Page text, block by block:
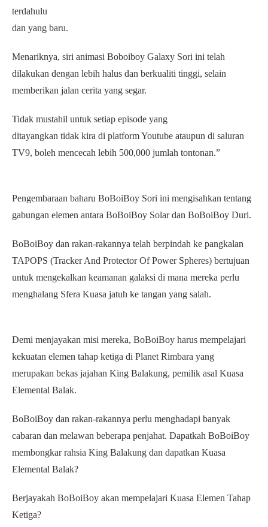
terdahulu
dan yang baru.
Menariknya, siri animasi Boboiboy Galaxy Sori ini telah
dilakukan dengan lebih halus dan berkualiti tinggi, selain
memberikan jalan cerita yang segar.
Tidak mustahil untuk setiap episode yang
ditayangkan tidak kira di platform Youtube ataupun di saluran
TV9, boleh mencecah lebih 500,000 jumlah tontonan.”
Pengembaraan baharu BoBoiBoy Sori ini mengisahkan tentang
gabungan elemen antara BoBoiBoy Solar dan BoBoiBoy Duri.
BoBoiBoy dan rakan-rakannya telah berpindah ke pangkalan
TAPOPS (Tracker And Protector Of Power Spheres) bertujuan
untuk mengekalkan keamanan galaksi di mana mereka perlu
menghalang Sfera Kuasa jatuh ke tangan yang salah.
Demi menjayakan misi mereka, BoBoiBoy harus mempelajari
kekuatan elemen tahap ketiga di Planet Rimbara yang
merupakan bekas jajahan King Balakung, pemilik asal Kuasa
Elemental Balak.
BoBoiBoy dan rakan-rakannya perlu menghadapi banyak
cabaran dan melawan beberapa penjahat. Dapatkah BoBoiBoy
membongkar rahsia King Balakung dan dapatkan Kuasa
Elemental Balak?
Berjayakah BoBoiBoy akan mempelajari Kuasa Elemen Tahap
Ketiga?